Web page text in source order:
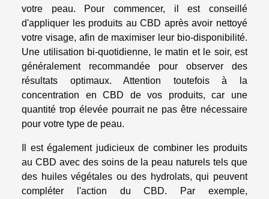
votre peau. Pour commencer, il est conseillé
d'appliquer les produits au CBD après avoir nettoyé
votre visage, afin de maximiser leur bio-disponibilité.
Une utilisation bi-quotidienne, le matin et le soir, est
généralement recommandée pour observer des
résultats optimaux. Attention toutefois à la
concentration en CBD de vos produits, car une
quantité trop élevée pourrait ne pas être nécessaire
pour votre type de peau.
Il est également judicieux de combiner les produits
au CBD avec des soins de la peau naturels tels que
des huiles végétales ou des hydrolats, qui peuvent
compléter l'action du CBD. Par exemple,